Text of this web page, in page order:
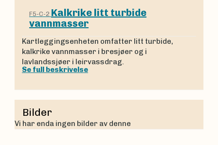
F5-C-2 Kalkrike litt turbide
vannmasser
Kartleggingsenheten omfatter litt turbide,
kalkrike vannmasser i bresjøer og i
lavlandssjøer i leirvassdrag.
Se full beskrivelse
Bilder
Vi har enda ingen bilder av denne